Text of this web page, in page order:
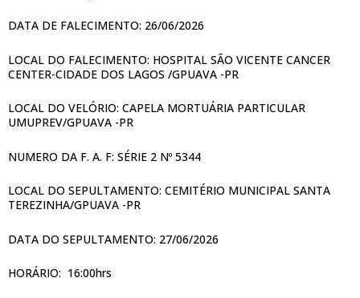
DATA DE FALECIMENTO: 26/06/2026
LOCAL DO FALECIMENTO: HOSPITAL SÃO VICENTE CANCER
CENTER-CIDADE DOS LAGOS /GPUAVA -PR
LOCAL DO VELÓRIO: CAPELA MORTUÁRIA PARTICULAR
UMUPREV/GPUAVA -PR
NUMERO DA F. A. F: SÉRIE 2 Nº 5344
LOCAL DO SEPULTAMENTO: CEMITÉRIO MUNICIPAL SANTA
TEREZINHA/GPUAVA -PR
DATA DO SEPULTAMENTO: 27/06/2026
HORÁRIO: 16:00hrs